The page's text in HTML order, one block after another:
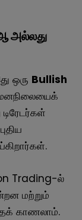
அல்லது
ஒரு Bullish
Trading-ல்
மற்றும்
காணலாம்.